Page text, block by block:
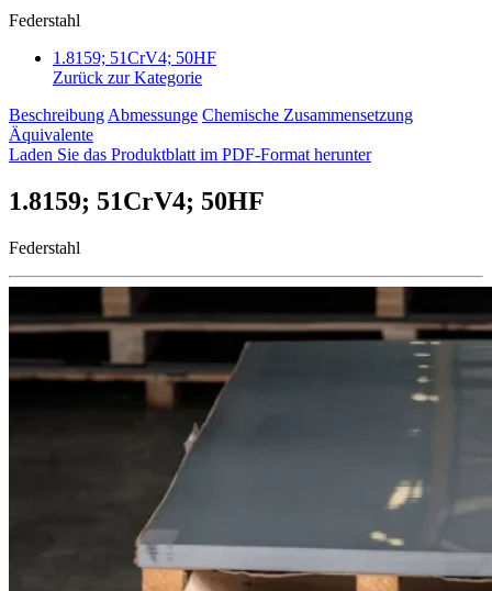
Federstahl
1.8159; 51CrV4; 50HF
Zurück zur Kategorie
Beschreibung Abmessunge Chemische Zusammensetzung
Äquivalente
Laden Sie das Produktblatt im PDF-Format herunter
1.8159; 51CrV4; 50HF
Federstahl